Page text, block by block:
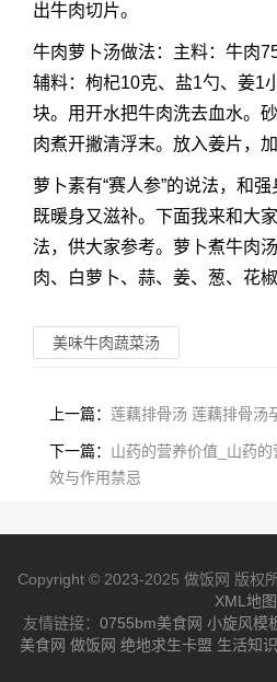
出牛肉切片。
牛肉萝卜汤做法：主料：牛肉
辅料：枸杞10克、盐1勺、姜1
块。用开水把牛肉洗去血水。
肉煮开撇清浮末。放入姜片，
萝卜素有“赛人参”的说法，和强
既暖身又滋补。下面我来和大
法，供大家参考。萝卜煮牛肉
肉、白萝卜、蒜、姜、葱、花椒
美味牛肉蔬菜汤
上一篇： 莲藕排骨汤 莲藕排骨汤
下一篇： 山药的营养价值_山药的
效与作用禁忌
Copyright © 2023-2025 做饭网 版权
XML地图
友情链接： 0755bm美食网 小旋风模
美食网 做饭网 绝地求生卡盟 生活知识